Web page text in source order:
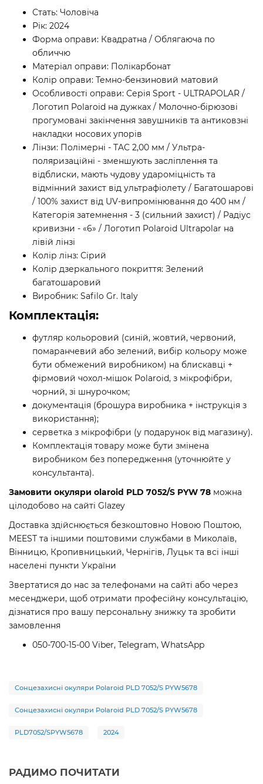
Стать: Чоловіча
Рік: 2024
Форма оправи: Квадратна / Облягаюча по
обличчю
Матеріал оправи: Полікарбонат
Колір оправи: Темно-бензиновий матовий
Особливості оправи: Серія Sport - ULTRAPOLAR /
Логотип Polaroid на дужках / Молочно-бірюзові
прогумовані закінчення завушників та антиковзні
накладки носових упорів
Лінзи: Полімерні - TAC 2,00 мм / Ультра-
поляризаційні - зменшують засліплення та
відблиски, мають чудову удароміцність та
відмінний захист від ультрафіолету / Багатошарові
/ 100% захист від UV-випромінювання до 400 нм /
Категорія затемнення - 3 (сильний захист) / Радіус
кривизни - «6» / Логотип Polaroid Ultrapolar на
лівій лінзі
Колір лінз: Сірий
Колір дзеркального покриття: Зелений
багатошаровий
Виробник: Safilo Gr. Italy
Комплектація:
футляр кольоровий (синій, жовтий, червоний,
помаранчевий або зелений, вибір кольору може
бути обмежений виробником) на блискавці +
фірмовий чохол-мішок Polaroid, з мікрофібри,
чорний, зі шнурочком;
документація (брошура виробника + інструкція з
використання);
серветка з мікрофібри (у подарунок від магазину).
Комплектація товару може бути змінена
виробником без попередження (уточнюйте у
консультанта).
Замовити окуляри olaroid PLD 7052/S PYW 78 можна
цілодобово на сайті Glazey
Доставка здійснюється безкоштовно Новою Поштою,
MEEST та іншими поштовими службами в Миколаїв,
Вінницю, Кропивницький, Чернігів, Луцьк та всі інші
населені пункти України
Звертатися до нас за телефонами на сайті або через
месенджери, щоб отримати професійну консультацію,
дізнатися про вашу персональну знижку та зробити
замовлення
050-700-15-00 Viber, Telegram, WhatsApp
Сонцезахисні окуляри Polaroid PLD 7052/S PYW5678
Сонцезахисні окуляри Polaroid PLD 7052/S PYW5678
PLD7052/SPYW5678 2024
РАДИМО ПОЧИТАТИ